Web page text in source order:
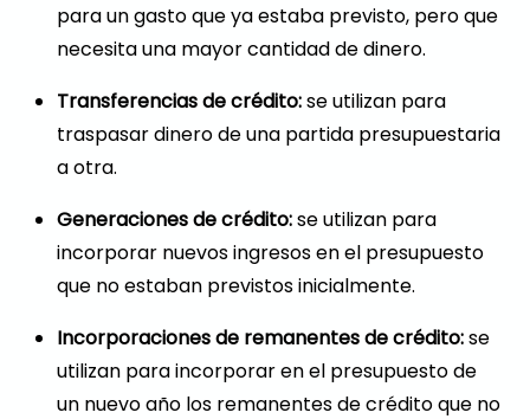
para un gasto que ya estaba previsto, pero que
necesita una mayor cantidad de dinero.
Transferencias de crédito:se utilizan para
traspasar dinero de una partida presupuestaria
a otra.
Generaciones de crédito:se utilizan para
incorporar nuevos ingresos en el presupuesto
que no estaban previstos inicialmente.
Incorporaciones de remanentes de crédito:se
utilizan para incorporar en el presupuesto de
un nuevo año los remanentes de crédito que no